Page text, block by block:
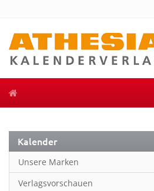
Kalender
Unsere Marken
Verlagsvorschauen